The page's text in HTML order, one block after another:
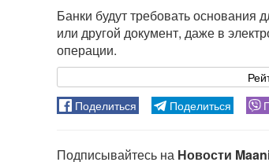
Банки будут требовать основания
или другой документ, даже в
операции.